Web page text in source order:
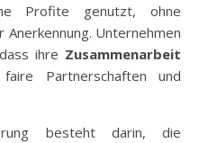
Profite genutzt, ohne
Unternehmen
ihre Zusammenarbeit
Partnerschaften und
besteht darin, die